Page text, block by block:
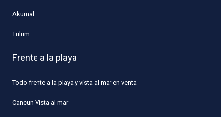
Akumal
Tulum
Frente a la playa
Todo frente a la playa y vista al mar en venta
Cancun Vista al mar